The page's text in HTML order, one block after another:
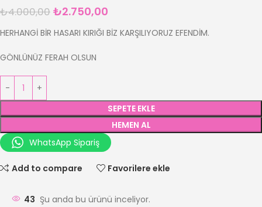
₺4.000,00 ₺2.750,00
HERHANGİ BİR HASARI KIRIĞI BİZ KARŞILIYORUZ EFENDİM.
GÖNLÜNÜZ FERAH OLSUN
SEPETE EKLE
HEMEN AL
WhatsApp Sipariş
Add to compare Favorilere ekle
43 Şu anda bu ürünü inceliyor.